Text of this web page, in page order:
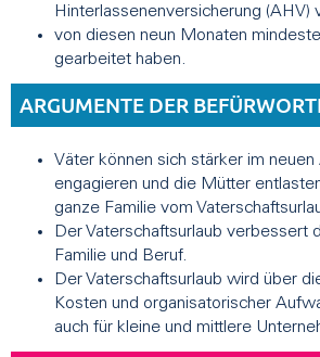
Hinterlassenenversicherung (AHV)
von diesen neun Monaten
gearbeitet haben.
ARGUMENTE DER
Väter können sich stärker im neuen
engagieren und die Mütter
ganze Familie vom
Der Vaterschaftsurlaub verbessert
Familie und Beruf.
Der Vaterschaftsurlaub wird über
Kosten und organisatorischer
auch für kleine und mittlere